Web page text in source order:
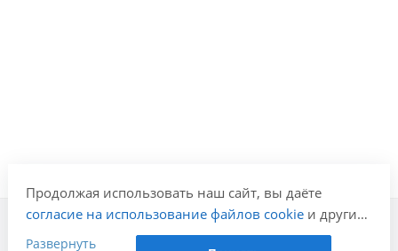
Продолжая использовать наш сайт, вы даёте
согласие на использование файлов cookieи других
пользовательских данных (включая IP-адрес,
Развернуть